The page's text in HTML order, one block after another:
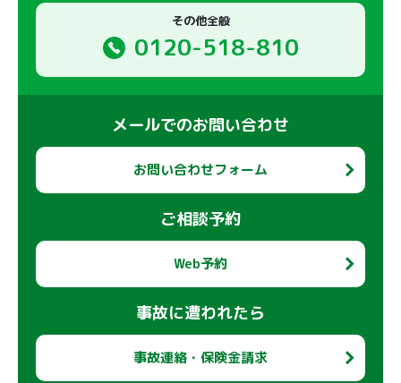
その他全般
0120-518-810
メールでのお問い合わせ
お問い合わせフォーム
ご相談予約
Web予約
事故に遭われたら
事故連絡・保険金請求